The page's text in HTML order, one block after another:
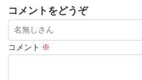
コメントをどうぞ
コメント ※